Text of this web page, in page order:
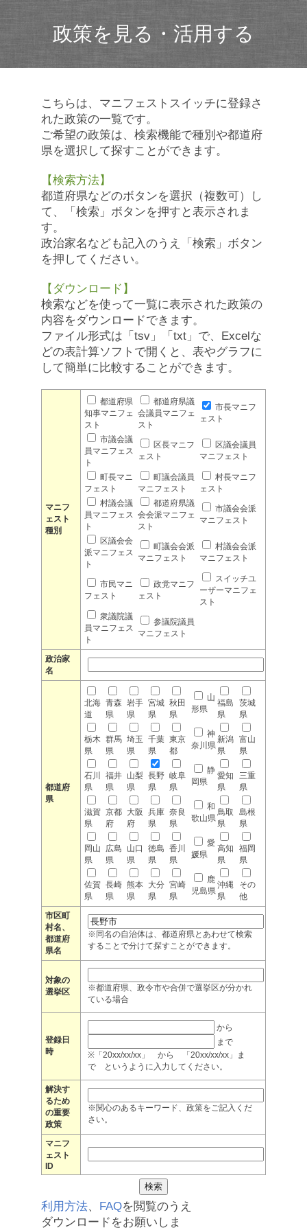
政策を見る・活用する
こちらは、マニフェストスイッチに登録さ
れた政策の一覧です。
ご希望の政策は、検索機能で種別や都道府
県を選択して探すことができます。
【検索方法】
都道府県などのボタンを選択（複数可）し
て、「検索」ボタンを押すと表示されま
す。
政治家名なども記入のうえ「検索」ボタン
を押してください。
【ダウンロード】
検索などを使って一覧に表示された政策の
内容をダウンロードできます。
ファイル形式は「tsv」「txt」で、Excelな
どの表計算ソフトで開くと、表やグラフに
して簡単に比較することができます。
マニフ
ェスト
種別
都道府県
知事マニフェ
スト
都道府県議
会議員マニフェ
スト
市長マニフ
ェスト
市議会議
員マニフェス
ト
区長マニフ
ェスト
区議会議員
マニフェスト
町長マニ
フェスト
町議会議員
マニフェスト
村長マニフ
ェスト
村議会議
員マニフェス
ト
都道府県議
会会派マニフェ
スト
市議会会派
マニフェスト
区議会会
派マニフェス
ト
町議会会派
マニフェスト
村議会会派
マニフェスト
市民マニ
フェスト
政党マニフ
ェスト
スイッチユ
ーザーマニフェ
スト
衆議院議
員マニフェス
ト
参議院議員
マニフェスト
政治家
名
都道府
県
北海
道
青森
県
岩手
県
宮城
県
秋田
県
山
形県
福島
県
茨城
県
栃木
県
群馬
県
埼玉
県
千葉
県
東京
都
神
奈川県
新潟
県
富山
県
石川
県
福井
県
山梨
県
長野
県
岐阜
県
静
岡県
愛知
県
三重
県
滋賀
県
京都
府
大阪
府
兵庫
県
奈良
県
和
歌山県
鳥取
県
島根
県
岡山
県
広島
県
山口
県
徳島
県
香川
県
愛
媛県
高知
県
福岡
県
佐賀
県
長崎
県
熊本
県
大分
県
宮崎
県
鹿
児島県
沖縄
県
その
他
市区町
村名、
都道府
県名
※同名の自治体は、都道府県とあわせて検索
することで分けて探すことができます。
対象の
選挙区
※都道府県、政令市や合併で選挙区が分かれ
ている場合
登録日
時
から
まで
※「20xx/xx/xx」 から 「20xx/xx/xx」ま
で というように入力してください。
解決す
るため
の重要
政策
※関心のあるキーワード、政策をご記入くだ
さい。
マニフ
ェスト
ID
利用方法、 FAQを閲覧のうえ
ダウンロードをお願いしま